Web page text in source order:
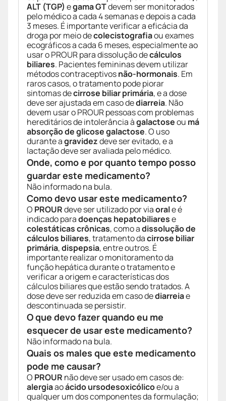
ALT (TGP) egama GTdevem ser monitorados
pelo médico a cada 4 semanas e depois a cada
3 meses. É importante verificar a eficácia da
droga por meio decolecistografiaou exames
ecográficos a cada 6 meses, especialmente ao
usar o PROUR para dissolução decálculos
biliares. Pacientes femininas devem utilizar
métodos contraceptivosnão-hormonais. Em
raros casos, o tratamento pode piorar
sintomas decirrose biliar primária, e a dose
deve ser ajustada em caso dediarreia. Não
devem usar o PROUR pessoas com problemas
hereditários de intolerância àgalactoseou má
absorção de glicose galactose. O uso
durante agravidezdeve ser evitado, e a
lactação deve ser avaliada pelo médico.
Onde, como e por quanto tempo posso
guardar este medicamento?
Não informado na bula.
Como devo usar este medicamento?
O PROURdeve ser utilizado por viaorale é
indicado paradoenças hepatobiliarese
colestáticas crônicas, como adissolução de
cálculos biliares, tratamento dacirrose biliar
primária,dispepsia, entre outros. É
importante realizar o monitoramento da
função hepática durante o tratamento e
verificar a origem e características dos
cálculos biliares que estão sendo tratados. A
dose deve ser reduzida em caso dediarreiae
descontinuada se persistir.
O que devo fazer quando eu me
esquecer de usar este medicamento?
Não informado na bula.
Quais os males que este medicamento
pode me causar?
O PROUR não deve ser usado em casos de:
alergiaaoácido ursodesoxicólicoe/ou a
qualquer um dos componentes da formulação;